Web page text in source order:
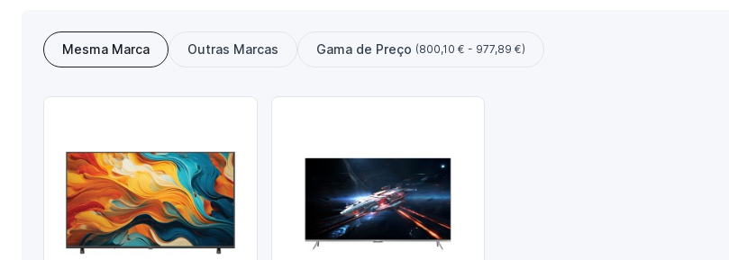
Mesma Marca Outras Marcas Gama de Preço (800,10 € - 977,89 €)